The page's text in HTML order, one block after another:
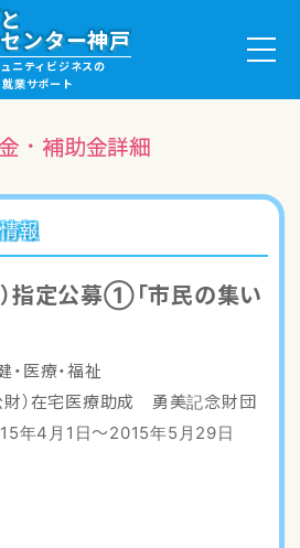
ンター神戸
ニティビジネスの
就業サポート
ボランティア情報
金・補助金情報
・補助金詳細
報
指定公募①「市民の集い
医療・福祉
）在宅医療助成 勇美記念財団
年4月1日〜2015年5月29日